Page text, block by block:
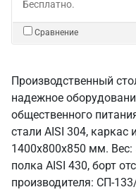
Бесплатно.
Сравнение
Производственный
надежное
общественного
стали AISI 304, каркас
1400x800x850 мм. Вес:
полка AISI 430, борт
производителя: СП-